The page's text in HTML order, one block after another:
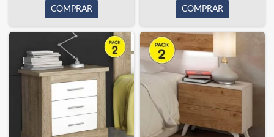
COMPRAR COMPRAR